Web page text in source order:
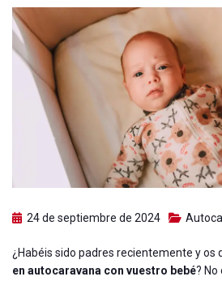
24 de septiembre de 2024
¿Habéis sido padres recientemente y os
en autocaravana con vuestro bebé? No